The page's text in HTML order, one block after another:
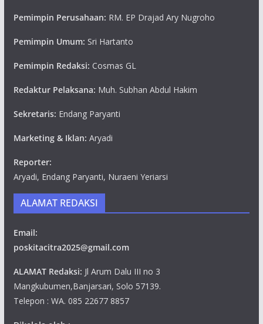
Pemimpin Perusahaan: RM. EP Drajad Ary Nugroho
Pemimpin Umum: Sri Hartanto
Pemimpin Redaksi: Cosmas GL
Redaktur Pelaksana: Muh. Subhan Abdul Hakim
Sekretaris: Endang Paryanti
Marketing & Iklan: Aryadi
Reporter:
Aryadi, Endang Paryanti, Nuraeni Yeriarsi
ALAMAT REDAKSI
Email:
poskitacitra2025@gmail.com
ALAMAT Redaksi: Jl Arum Dalu III no 3
Mangkubumen,Banjarsari, Solo 57139.
Telepon : WA. 085 22677 8857